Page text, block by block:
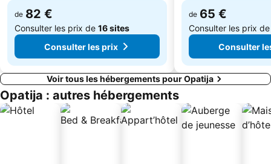
de 82 €
Consulter les prix de 16 sites
Consulter les prix
de 65 €
Consulter les prix
Consulter
Voir tous les hébergements pour Opatija
Opatija : autres hébergements